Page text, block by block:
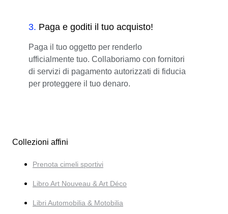
3. Paga e goditi il tuo acquisto!
Paga il tuo oggetto per renderlo
ufficialmente tuo. Collaboriamo con fornitori
di servizi di pagamento autorizzati di fiducia
per proteggere il tuo denaro.
Collezioni affini
Prenota cimeli sportivi
Libro Art Nouveau & Art Déco
Libri Automobilia & Motobilia